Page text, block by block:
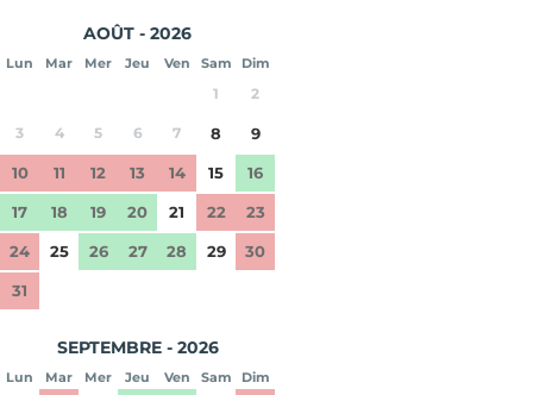
AOÛT - 2026
Lun Mar Mer Jeu Ven Sam Dim
1 2
3 4 5 6 7 8 9
10 11 12 13 14 15 16
17 18 19 20 21 22 23
24 25 26 27 28 29 30
31
SEPTEMBRE - 2026
Lun Mar Mer Jeu Ven Sam Dim